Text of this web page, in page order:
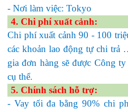
- Nơi làm việc: Tokyo
4. Chi phí xuất cảnh:
Chi phí xuất cảnh 90 - 100
các khoản lao động tự chi trả
gia đơn hàng sẽ được Công
cụ thể.
5. Chính sách hỗ trợ:
- Vay tối đa bằng 90% chi